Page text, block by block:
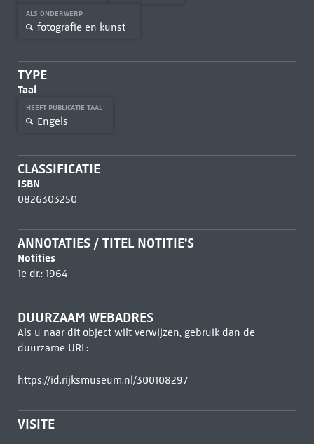
ALS ONDERWERP
fotografie en kunst
TYPE
Taal
HEEFT PUBLICATIE TAAL
Engels
CLASSIFICATIE
ISBN
0826303250
ANNOTATIES / TITEL NOTITIE'S
Notities
1e dr.: 1964
DUURZAAM WEBADRES
Als u naar dit object wilt verwijzen, gebruik dan de
duurzame URL:
https://id.rijksmuseum.nl/300108297
VISITE